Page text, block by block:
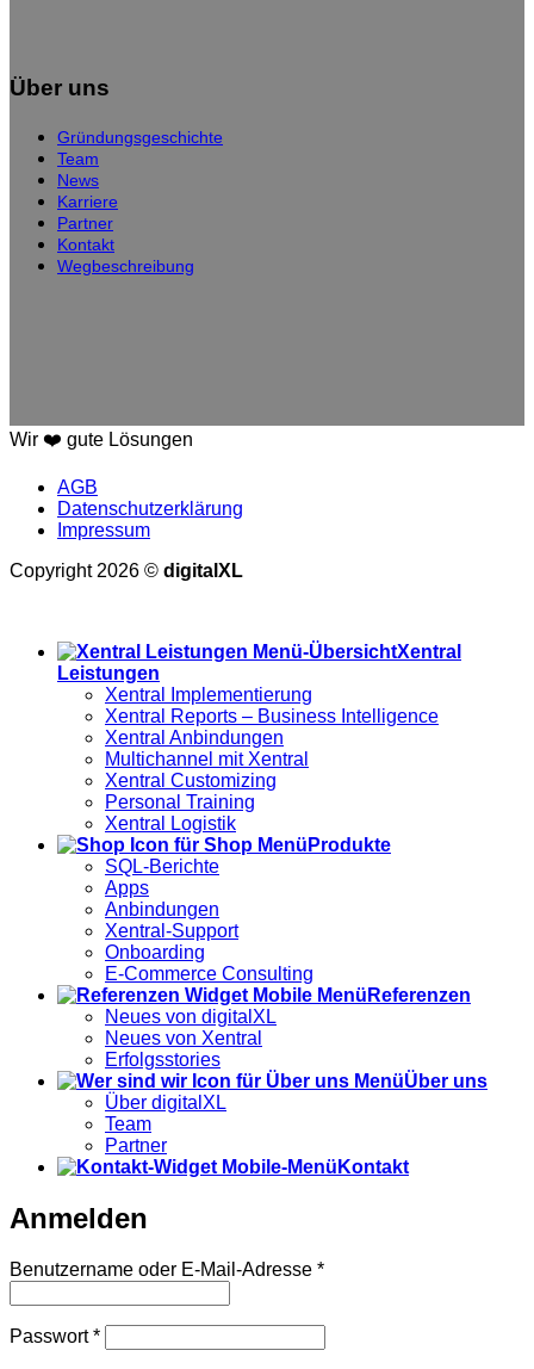
Über uns
Gründungsgeschichte
Team
News
Karriere
Partner
Kontakt
Wegbeschreibung
Wir ❤️ gute Lösungen
AGB
Datenschutzerklärung
Impressum
Copyright 2026 © digitalXL
Xentral
Leistungen
Xentral Implementierung
Xentral Reports – Business Intelligence
Xentral Anbindungen
Multichannel mit Xentral
Xentral Customizing
Personal Training
Xentral Logistik
Produkte
SQL-Berichte
Apps
Anbindungen
Xentral-Support
Onboarding
E-Commerce Consulting
Referenzen
Neues von digitalXL
Neues von Xentral
Erfolgsstories
Über uns
Über digitalXL
Team
Partner
Kontakt
Anmelden
Benutzername oder E-Mail-Adresse *Erforderlich
Passwort*Erforderlich